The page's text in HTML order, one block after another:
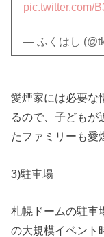
pic.twitter.com/
— ふくはし
愛煙家には必要な
るので、子どもが
たファミリーも愛
3)駐車場
札幌ドームの駐車
の大規模イベント